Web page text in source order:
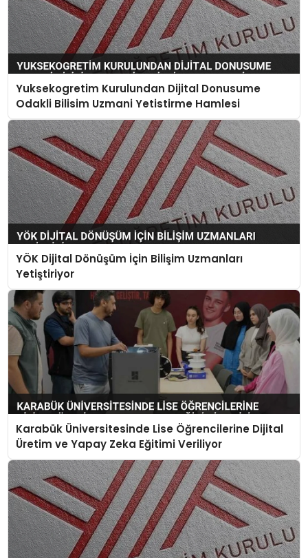
Yuksekogretim Kurulundan Dijital Donusume
Odakli Bilisim Uzmani Yetistirme Hamlesi
YÖK Dijital Dönüşüm İçin Bilişim Uzmanları
Yetiştiriyor
Karabük Üniversitesinde Lise Öğrencilerine Dijital
Üretim ve Yapay Zeka Eğitimi Veriliyor